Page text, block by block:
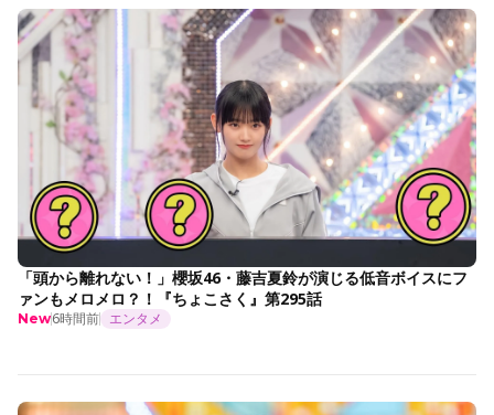
「頭から離れない！」櫻坂46・藤吉夏鈴が演じる低音ボイスにフ
ァンもメロメロ？！『ちょこさく』第295話
New6時間前 エンタメ